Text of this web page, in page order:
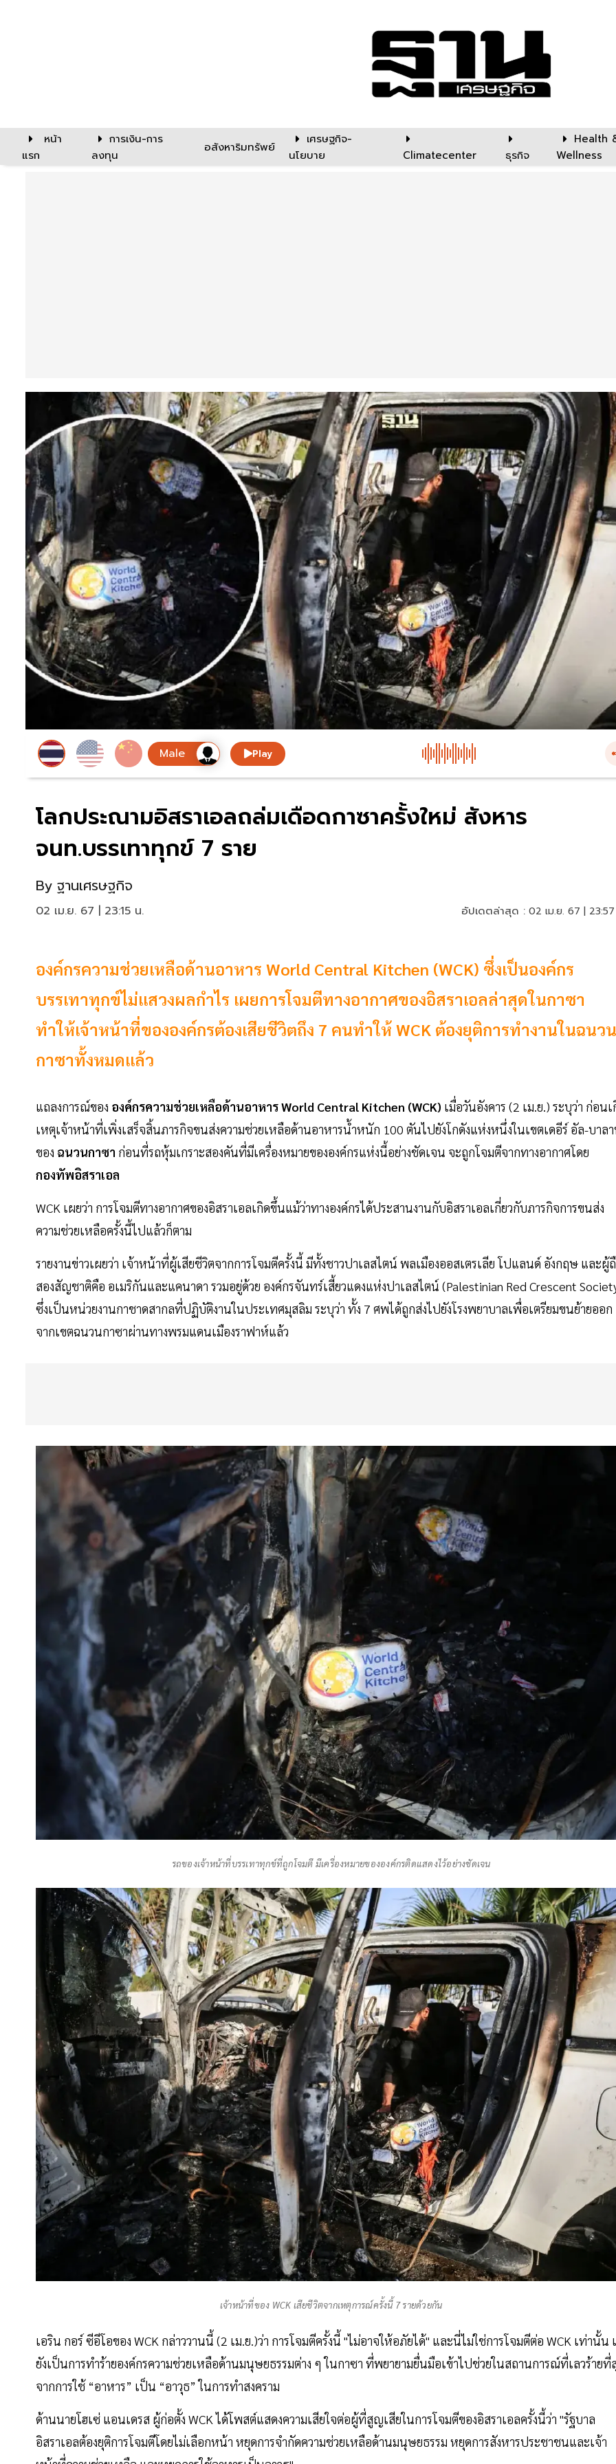
หน้า
แรก
การเงิน-การ
ลงทุน
อสังหาริมทรัพย์
เศรษฐกิจ-
นโยบาย
Climatecenter ธุรกิจ
Health
Wellness
Play
โลกประณามอิสราเอลถล่มเดือดกาซาครั้งใหม่ สังหาร
จนท.บรรเทาทุกข์ 7 ราย
By ฐานเศรษฐกิจ
02 เม.ย. 67 | 23:15 น. อัปเดตล่าสุด : 02 เม.ย. 67 |
องค์กรความช่วยเหลือด้านอาหาร World Central Kitchen (WCK) ซึ่งเป็นองค์กร
บรรเทาทุกข์ไม่แสวงผลกำไร เผยการโจมตีทางอากาศของอิสราเอลล่าสุดในกาซา
ทำให้เจ้าหน้าที่ขององค์กรต้องเสียชีวิตถึง 7 คนทำให้ WCK ต้องยุติการทำงานในฉนวน
กาซาทั้งหมดแล้ว
แถลงการณ์ของ องค์กรความช่วยเหลือด้านอาหารWorld Central Kitchen (WCK) เมื่อวันอังคาร (2 เม.ย.) ระบุว่า ก่อน
เหตุเจ้าหน้าที่เพิ่งเสร็จสิ้นภารกิจขนส่งความช่วยเหลือด้านอาหารน้ำหนัก 100 ตันไปยังโกดังแห่งหนึ่งในเขตเดอีร์ อัล-บาล
ของ ฉนวนกาซา ก่อนที่รถหุ้มเกราะสองคันที่มีเครื่องหมายขององค์กรแห่งนี้อย่างชัดเจน จะถูกโจมตีจากทางอากาศโดย
กองทัพอิสราเอล
WCK เผยว่า การโจมตีทางอากาศของอิสราเอลเกิดขึ้นแม้ว่าทางองค์กรได้ประสานงานกับอิสราเอลเกี่ยวกับภารกิจการขนส่ง
ความช่วยเหลือครั้งนี้ไปแล้วก็ตาม
รายงานข่าวเผยว่า เจ้าหน้าที่ผู้เสียชีวิตจากการโจมตีครั้งนี้ มีทั้งชาวปาเลสไตน์ พลเมืองออสเตรเลีย โปแลนด์ อังกฤษ และผู้
สองสัญชาติคือ อเมริกันและแคนาดา รวมอยู่ด้วย องค์กรจันทร์เสี้ยวแดงแห่งปาเลสไตน์ (Palestinian Red Crescent
ซึ่งเป็นหน่วยงานกาชาดสากลที่ปฏิบัติงานในประเทศมุสลิม ระบุว่า ทั้ง 7 ศพได้ถูกส่งไปยังโรงพยาบาลเพื่อเตรียมขนย้ายออก
จากเขตฉนวนกาซาผ่านทางพรมแดนเมืองราฟาห์แล้ว
รถของเจ้าหน้าที่บรรเทาทุกข์ที่ถูกโจมตี มีเครื่องหมายขององค์กรติดแสดงไว้อย่างชัดเจน
เจ้าหน้าที่ของ WCK เสียชีวิตจากเหตุการณ์ครั้งนี้ 7 รายด้วยกัน
เอริน กอร์ ซีอีโอของ WCK กล่าววานนี้ (2 เม.ย.)ว่า การโจมตีครั้งนี้ "ไม่อาจให้อภัยได้" และนี่ไม่ใช่การโจมตีต่อ WCK เท่านั้น
ยังเป็นการทำร้ายองค์กรความช่วยเหลือด้านมนุษยธรรมต่าง ๆ ในกาซา ที่พยายามยื่นมือเข้าไปช่วยในสถานการณ์ที่เลวร้ายที่
จากการใช้ “อาหาร” เป็น “อาวุธ” ในการทำสงคราม
ด้านนายโฮเซ่ แอนเดรส ผู้ก่อตั้ง WCK ได้โพสต์แสดงความเสียใจต่อผู้ที่สูญเสียในการโจมตีของอิสราเอลครั้งนี้ว่า "รัฐบาล
อิสราเอลต้องยุติการโจมตีโดยไม่เลือกหน้า หยุดการจำกัดความช่วยเหลือด้านมนุษยธรรม หยุดการสังหารประชาชนและเจ้า